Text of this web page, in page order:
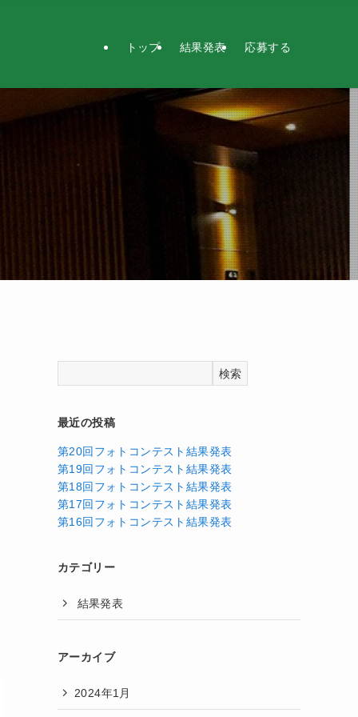
トップ 結果発表 応募する
検索
最近の投稿
第20回フォトコンテスト結果発表
第19回フォトコンテスト結果発表
第18回フォトコンテスト結果発表
第17回フォトコンテスト結果発表
第16回フォトコンテスト結果発表
カテゴリー
結果発表
アーカイブ
2024年1月